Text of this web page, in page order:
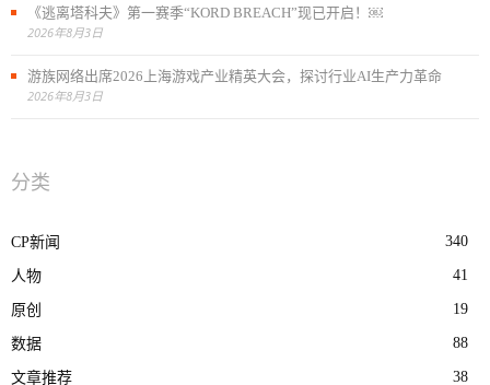
《逃离塔科夫》第一赛季“KORD BREACH”现已开启！￼
2026年8月3日
游族网络出席2026上海游戏产业精英大会，探讨行业AI生产力革命
2026年8月3日
分类
CP新闻 340
人物 41
原创 19
数据 88
文章推荐 38